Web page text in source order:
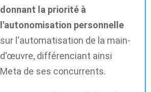
donnant la priorité à
l'autonomisation personnelle
sur l'automatisation de la main-
d'œuvre, différenciant ainsi
Meta de ses concurrents.